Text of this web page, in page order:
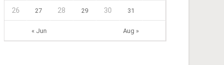
« Jun Aug »
26 27 28 29 30 31